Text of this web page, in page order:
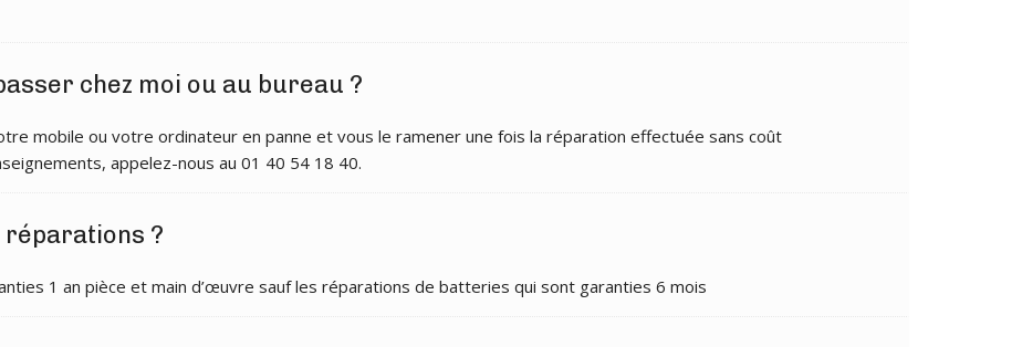
chez moi ou au bureau ?
mobile ou votre ordinateur en panne et vous le ramener une fois la réparation effectuée sans coût
appelez-nous au 01 40 54 18 40.
réparations ?
1 an pièce et main d’œuvre sauf les réparations de batteries qui sont garanties 6 mois